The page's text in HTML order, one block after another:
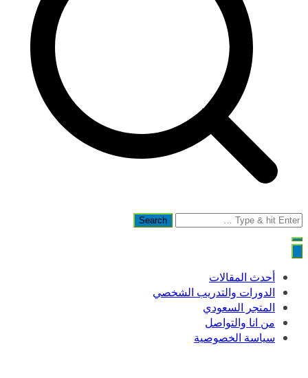
Search
for:
أحدث المقالات
الدورات والتدريب الشخصي
المتجر السعودي
من انا والتواصل
سياسة الخصوصية